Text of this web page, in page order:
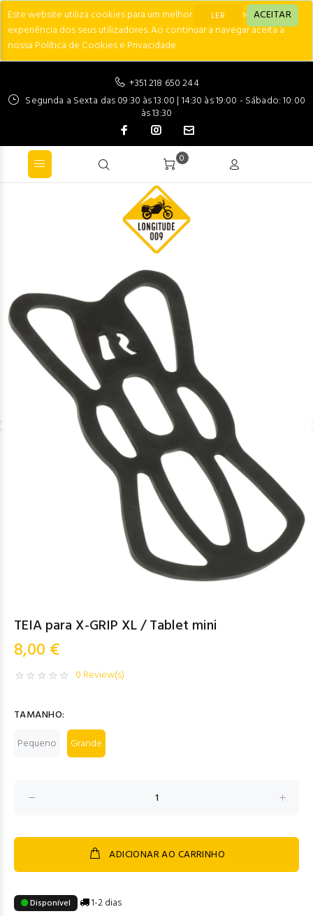
Este website utiliza cookies para um melhor desempenho e
experiência dos seus utilizadores. Ao continuar a navegar aceita a
nossa Política de Cookies e Privacidade.
LER ACEITAR
+351 218 650 244
Segunda a Sexta das 09:30 às 13:00 | 14:30 às 19:00 - Sábado: 10:00
às 13:30
0
TEIA para X-GRIP XL / Tablet mini
8,00 €
0 Review(s)
TAMANHO:
Pequeno
Grande
ADICIONAR AO CARRINHO
Disponível 1-2 dias